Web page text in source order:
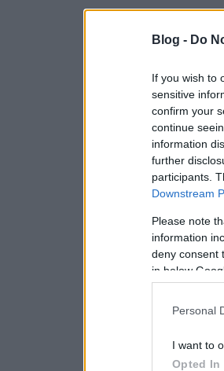
Blog - Do
If you wish to
sensitive
confirm your
continue
information
further
participants.
Downstream
Please note
information
deny consent
in below
Personal
I want to
Opted In